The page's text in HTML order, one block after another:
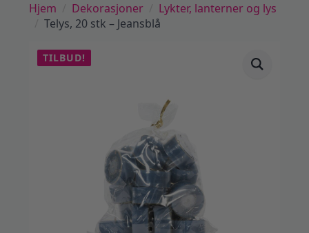
Hjem Dekorasjoner
Lykter, lanterner og lys
Telys, 20 stk – Jeansblå
TILBUD!